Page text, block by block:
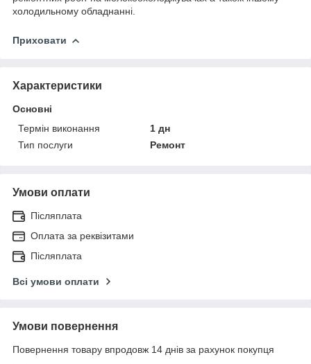
холодильному обладнанні.
Приховати
Характеристики
Основні
Термін виконання
1 дн
Тип послуги
Ремонт
Умови оплати
Післяплата
Оплата за реквізитами
Післяплата
Всі умови оплати
Умови повернення
Повернення товару впродовж 14 днів за рахунок покупця